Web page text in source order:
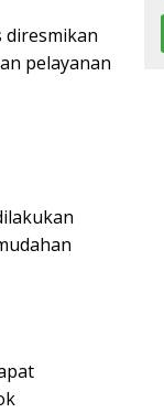
diresmikan
pelayanan